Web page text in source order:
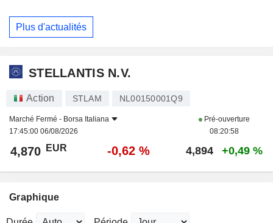
Plus d'actualités
STELLANTIS N.V.
Action STLAM NL00150001Q9
Marché Fermé - Borsa Italiana
17:45:00 06/08/2026
Pré-ouverture
08:20:58
4,870 EUR -0,62 % 4,894 +0,49 %
Graphique